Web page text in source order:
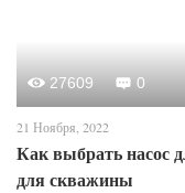
27609 0
21 Ноября, 2022
Как выбрать насос
для скважины